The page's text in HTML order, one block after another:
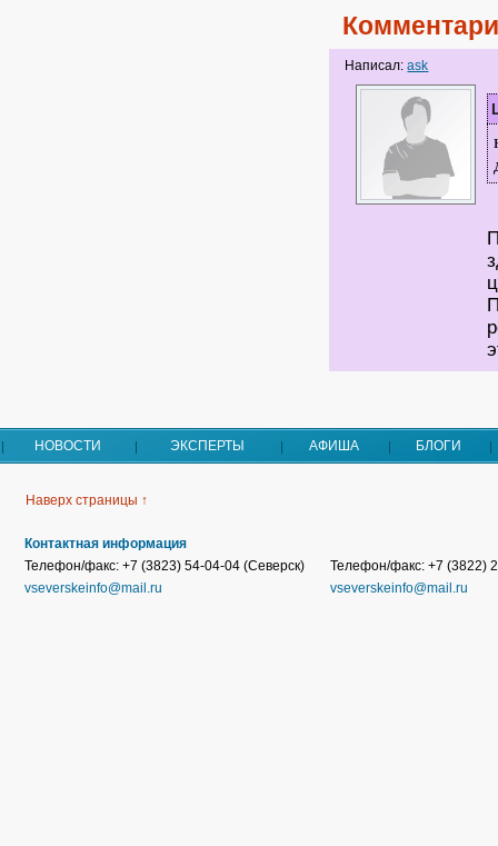
Написал:ask
НОВОСТИ ЭКСПЕРТЫ АФИША БЛОГИ
Наверх страницы ↑
Контактная информация
Телефон/факс: +7 (3823) 54-04-04 (Северск)
vseverskeinfo@mail.ru
Телефон/факс: +7 (3822)
vseverskeinfo@mail.ru